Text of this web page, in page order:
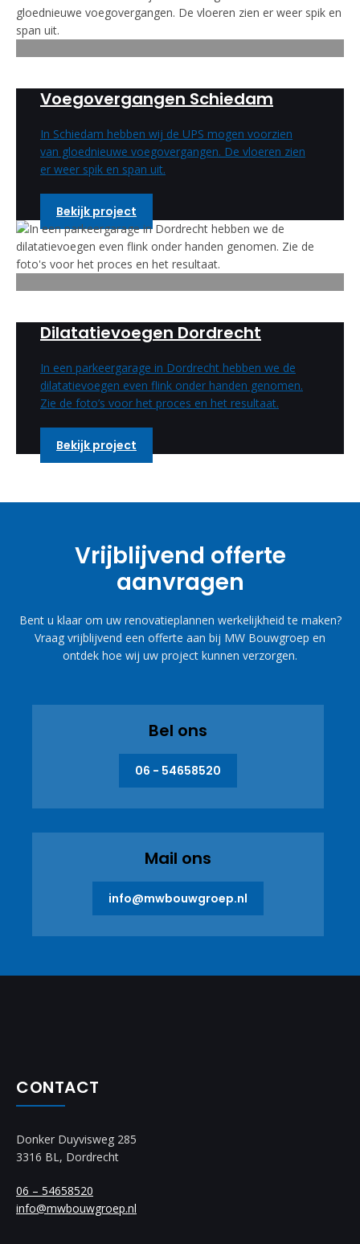
Voegovergangen Schiedam
In Schiedam hebben wij de UPS mogen voorzien
van gloednieuwe voegovergangen. De vloeren zien
er weer spik en span uit.
Bekijk project
Dilatatievoegen Dordrecht
In een parkeergarage in Dordrecht hebben we de
dilatatievoegen even flink onder handen genomen.
Zie de foto’s voor het proces en het resultaat.
Bekijk project
Vrijblijvend offerte
aanvragen
Bent u klaar om uw renovatieplannen werkelijkheid te maken?
Vraag vrijblijvend een offerte aan bij MW Bouwgroep en
ontdek hoe wij uw project kunnen verzorgen.
Bel ons
06 - 54658520
Mail ons
info@mwbouwgroep.nl
CONTACT
Donker Duyvisweg 285
3316 BL, Dordrecht
06 – 54658520
info@mwbouwgroep.nl